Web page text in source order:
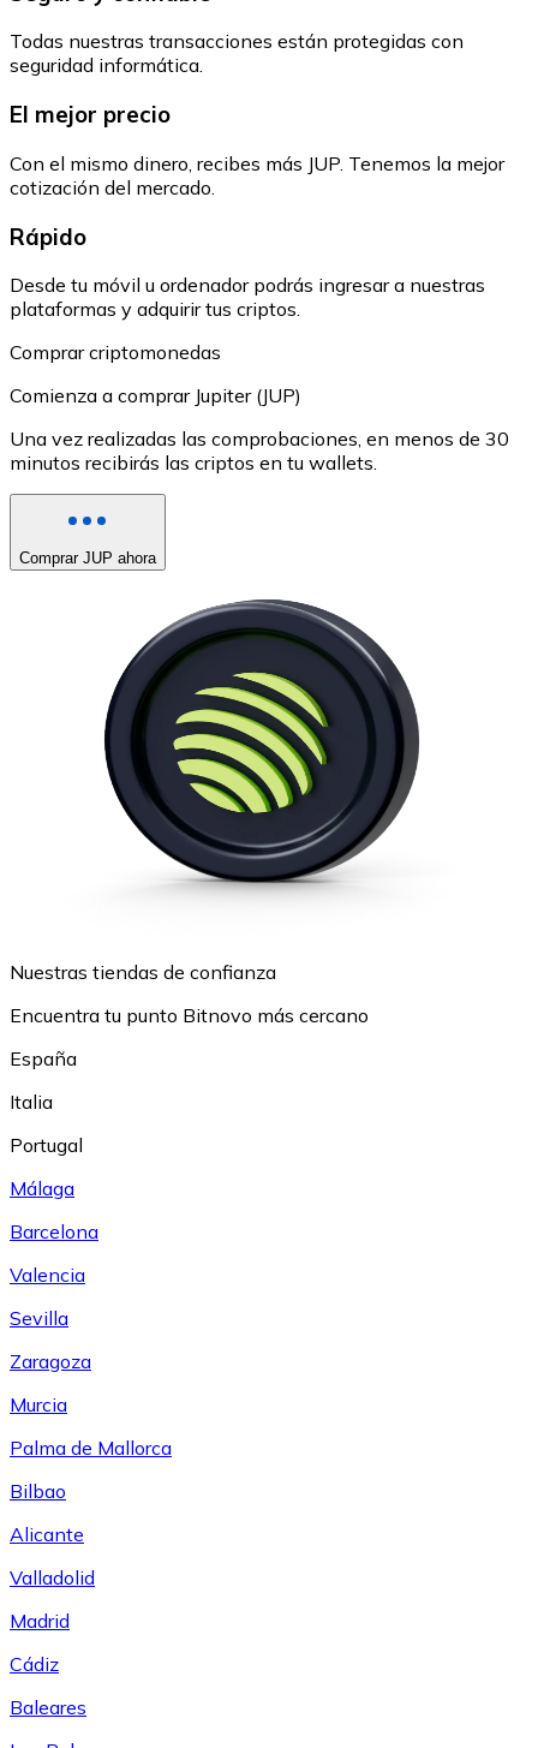
Todas nuestras transacciones están protegidas con
seguridad informática.
El mejor precio
Con el mismo dinero, recibes más JUP. Tenemos la mejor
cotización del mercado.
Rápido
Desde tu móvil u ordenador podrás ingresar a nuestras
plataformas y adquirir tus criptos.
Comprar criptomonedas
Comienza a comprar Jupiter (JUP)
Una vez realizadas las comprobaciones, en menos de 30
minutos recibirás las criptos en tu wallets.
Comprar JUP ahora
Nuestras tiendas de confianza
Encuentra tu punto Bitnovo más cercano
España
Italia
Portugal
Málaga
Barcelona
Valencia
Sevilla
Zaragoza
Murcia
Palma de Mallorca
Bilbao
Alicante
Valladolid
Madrid
Cádiz
Baleares